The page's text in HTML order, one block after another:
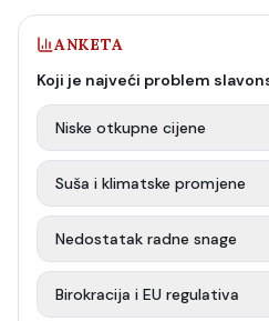
ANKETA
Koji je najveći problem
Niske otkupne cijene
Suša i klimatske promjene
Nedostatak radne snage
Birokracija i EU regulativa